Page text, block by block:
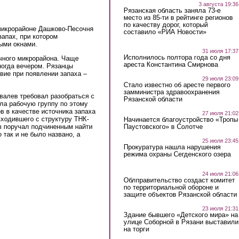
Дашково-Песочня
при котором
окнами.
микрорайона. Чаще
вечером. Рязанцы
при появлении запаха –
требовал разобраться с
рабочую группу по этому
качестве источника запаха
с структуру ТНК-
поручал подчиненным найти
и не было названо, а
3 августа 19:36
Рязанская область заняла 73-е
место из 85-ти в рейтинге регионов
по качеству дорог, который
составило «РИА Новости»
31 июля 17:37
Исполнилось полтора года со дня
ареста Константина Смирнова
29 июля 23:09
Стало известно об аресте первого
замминистра здравоохранения
Рязанской области
27 июля 21:02
Начинается благоустройство «Тропы
Паустовского» в Солотче
25 июля 23:45
Прокуратура нашла нарушения
режима охраны Сегденского озера
24 июля 21:06
Облправительство создаст комитет
по территориальной обороне и
защите объектов Рязанской области
23 июля 21:31
Здание бывшего «Детского мира» на
улице Соборной в Рязани выставили
на торги